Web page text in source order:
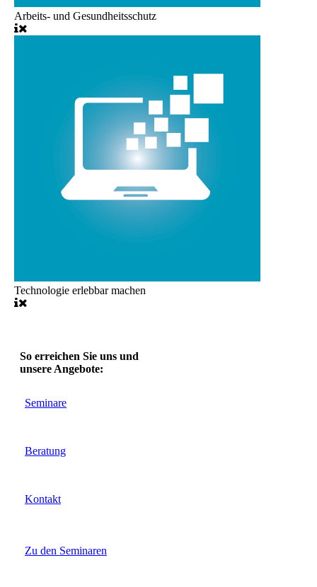
Arbeits- und Gesundheitsschutz
Technologie erlebbar machen
So erreichen Sie uns und
unsere Angebote:
Seminare
Beratung
Kontakt
Zu den Seminaren